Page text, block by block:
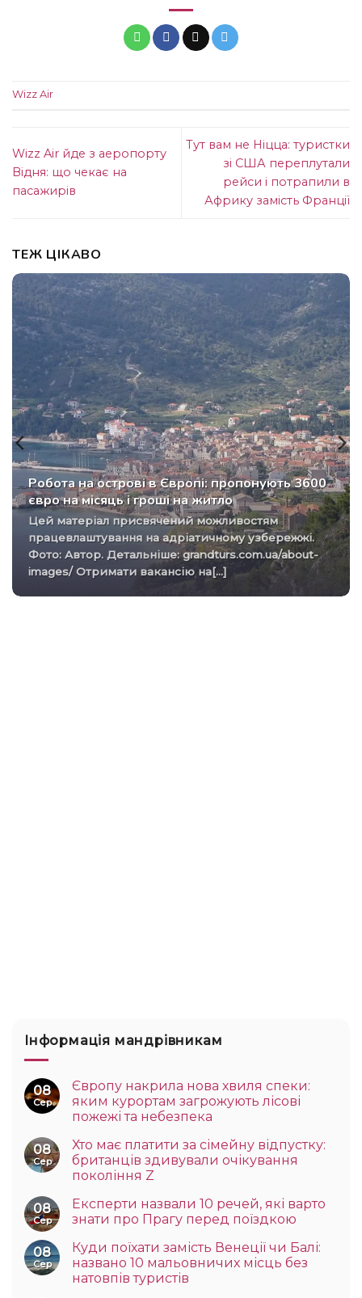
Wizz Air
Wizz Air йде з аеропорту
Відня: що чекає на
пасажирів
Тут вам не Ніцца: туристки
зі США переплутали
рейси і потрапили в
Африку замість Франції
ТЕЖ ЦІКАВО
Робота на острові в Європі: пропонують 3600
євро на місяць і гроші на житло
Цей матеріал присвячений можливостям
працевлаштування на адріатичному узбережжі.
Фото: Автор. Детальніше: grandturs.com.ua/about-
images/ Отримати вакансію на[...]
Інформація мандрівникам
08
Сер
Європу накрила нова хвиля спеки:
яким курортам загрожують лісові
пожежі та небезпека
08
Сер
Хто має платити за сімейну відпустку:
британців здивували очікування
покоління Z
08
Сер
Експерти назвали 10 речей, які варто
знати про Прагу перед поїздкою
08
Сер
Куди поїхати замість Венеції чи Балі:
названо 10 мальовничих місць без
натовпів туристів